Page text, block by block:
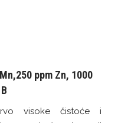
ppm Zn, 1000
visoke čistoće i